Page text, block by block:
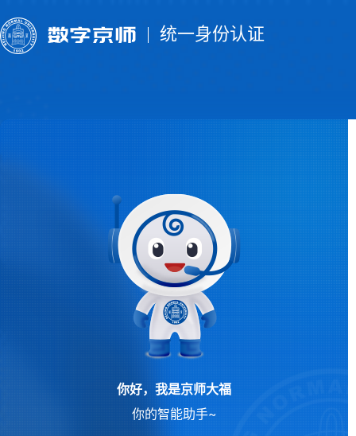
统一身份认证
你好，我是京师大福
你的智能助手~